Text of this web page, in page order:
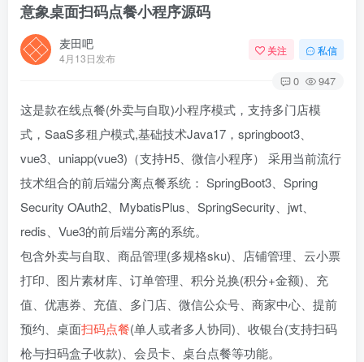
意象桌面扫码点餐小程序源码
麦田吧
4月13日发布
关注 私信
0 947
这是款在线点餐(外卖与自取)小程序模式，支持多门店模
式，SaaS多租户模式,基础技术Java17，springboot3、
vue3、uniapp(vue3)（支持H5、微信小程序） 采用当前流行
技术组合的前后端分离点餐系统： SpringBoot3、Spring
Security OAuth2、MybatisPlus、SpringSecurity、jwt、
redis、Vue3的前后端分离的系统。
包含外卖与自取、商品管理(多规格sku)、店铺管理、云小票
打印、图片素材库、订单管理、积分兑换(积分+金额)、充
值、优惠券、充值、多门店、微信公众号、商家中心、提前
预约、桌面扫码点餐(单人或者多人协同)、收银台(支持扫码
枪与扫码盒子收款)、会员卡、桌台点餐等功能。